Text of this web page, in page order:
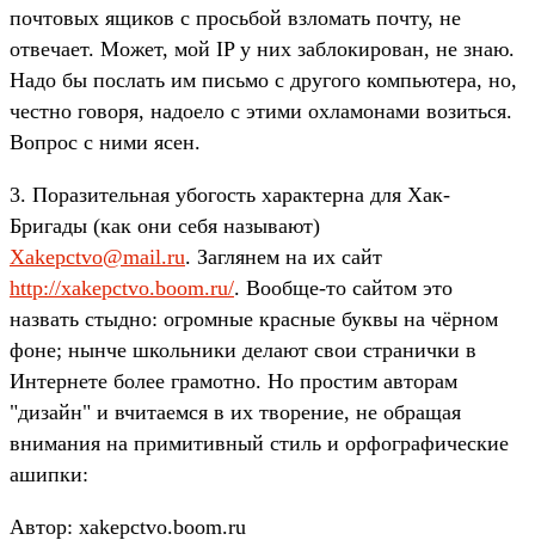
почтовых ящиков с просьбой взломать почту, не
отвечает. Может, мой IP у них заблокирован, не знаю.
Надо бы послать им письмо с другого компьютера, но,
честно говоря, надоело с этими охламонами возиться.
Вопрос с ними ясен.
3. Поразительная убогость характерна для Хак-
Бригады (как они себя называют)
Xakepctvo@mail.ru. Заглянем на их сайт
http://xakepctvo.boom.ru/. Вообще-то сайтом это
назвать стыдно: огромные красные буквы на чёрном
фоне; нынче школьники делают свои странички в
Интернете более грамотно. Но простим авторам
"дизайн" и вчитаемся в их творение, не обращая
внимания на примитивный стиль и орфографические
ашипки:
Автор: xakepctvo.boom.ru